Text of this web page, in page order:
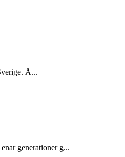
Å...
generationer g...